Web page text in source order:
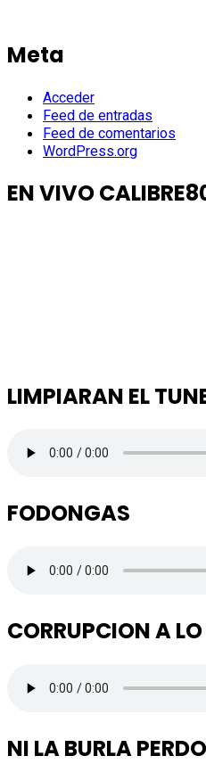
Meta
Acceder
Feed de entradas
Feed de comentarios
WordPress.org
EN VIVO
LIMPIARAN EL
FODONGAS
CORRUPCION A
NI LA BURLA